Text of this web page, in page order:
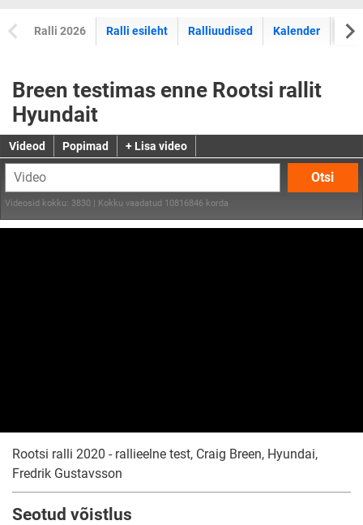
Ralli 2026 Ralli esileht Ralliuudised Kalender
Breen testimas enne Rootsi rallit
Hyundait
Videod Popimad + Lisa video
Otsi
Videosid kokku: 3830 | Kokku vaadatud 10816846 korda
Rootsi ralli 2020 - rallieelne test, Craig Breen, Hyundai,
Fredrik Gustavsson
Seotud võistlus